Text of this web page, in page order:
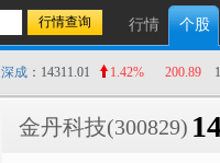
行情 个股
深成 ：14311.01 1.42% 200.89
金丹科技(300829)